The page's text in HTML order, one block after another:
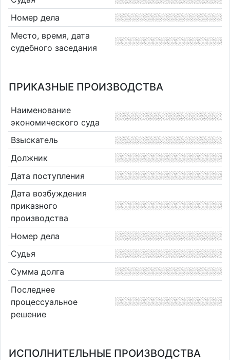
Номер дела
Место, время, дата
судебного заседания
ПРИКАЗНЫЕ ПРОИЗВОДСТВА
Наименование
экономического суда
Взыскатель
Должник
Дата поступления
Дата возбуждения
приказного
производства
Номер дела
Судья
Сумма долга
Последнее
процессуальное
решение
ИСПОЛНИТЕЛЬНЫЕ ПРОИЗВОДСТВА